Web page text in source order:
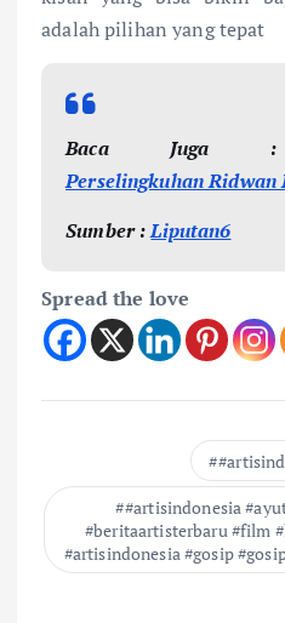
adalah pilihan yang tepat
Baca
Perselingkuhan Ridwan
Sumber :Liputan6
Spread the love
#artisindonesia
#beritaartisterbaru #film
#artisindonesia #gosip